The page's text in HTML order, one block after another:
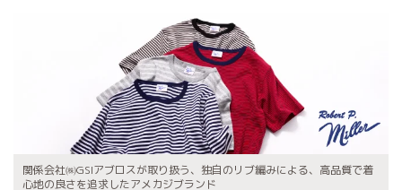
関係会社㈱GSIアブロスが取り扱う、独自のリブ編みによる、高品質で着
心地の良さを追求したアメカジブランド